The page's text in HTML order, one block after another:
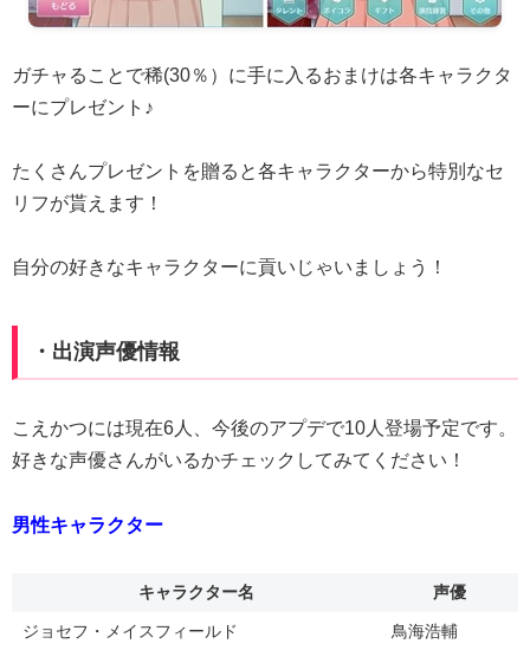
ガチャることで稀(30％）に手に入るおまけは各キャラクタ
ーにプレゼント♪
たくさんプレゼントを贈ると各キャラクターから特別なセ
リフが貰えます！
自分の好きなキャラクターに貢いじゃいましょう！
・出演声優情報
こえかつには現在6人、今後のアプデで10人登場予定です。
好きな声優さんがいるかチェックしてみてください！
男性キャラクター
キャラクター名 声優
ジョセフ・メイスフィールド 鳥海浩輔